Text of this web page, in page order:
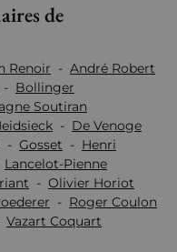
de
Renoir - André Robert
- Bollinger
Soutiran
- De Venoge
- Gosset - Henri
Lancelot-Pienne
- Olivier Horiot
- Roger Coulon
Vazart Coquart